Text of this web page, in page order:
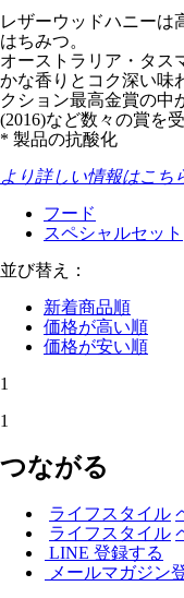
レザーウッドハニーは
はちみつ。
オーストラリア・タス
かな香りとコク深い味
クション最高金賞の中
(2016)など数々の賞を受
* 製品の抗酸化
より詳しい情報はこち
フード
スペシャルセット
並び替え：
新着商品順
価格が高い順
価格が安い順
1
1
つながる
ライフスタイル
ライフスタイル
LINE 登録する
メールマガジン